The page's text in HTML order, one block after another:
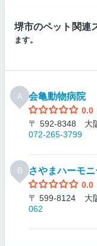
堺市のペット関連
ます。
A 会亀動物病院
0.0
〒 592-8348 大
072-265-3799
B さやまハーモ
0.0
〒 599-8124 大
062